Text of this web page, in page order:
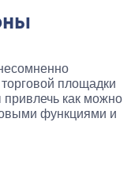
площадки
привлечь как можно
функциями и